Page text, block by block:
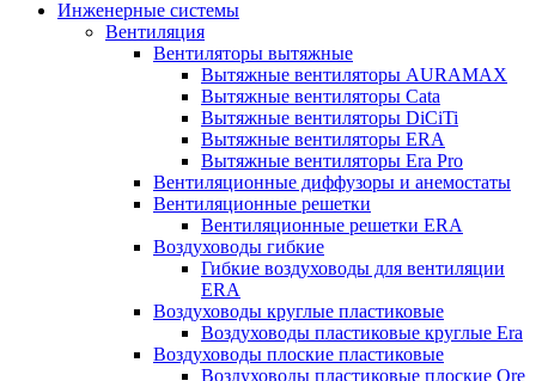
Инженерные системы
Вентиляция
Вентиляторы вытяжные
Вытяжные вентиляторы AURAMAX
Вытяжные вентиляторы Cata
Вытяжные вентиляторы DiCiTi
Вытяжные вентиляторы ERA
Вытяжные вентиляторы Era Pro
Вентиляционные диффузоры и анемостаты
Вентиляционные решетки
Вентиляционные решетки ERA
Воздуховоды гибкие
Гибкие воздуховоды для вентиляции
ERA
Воздуховоды круглые пластиковые
Воздуховоды пластиковые круглые Era
Воздуховоды плоские пластиковые
Воздуховоды пластиковые плоские Ore